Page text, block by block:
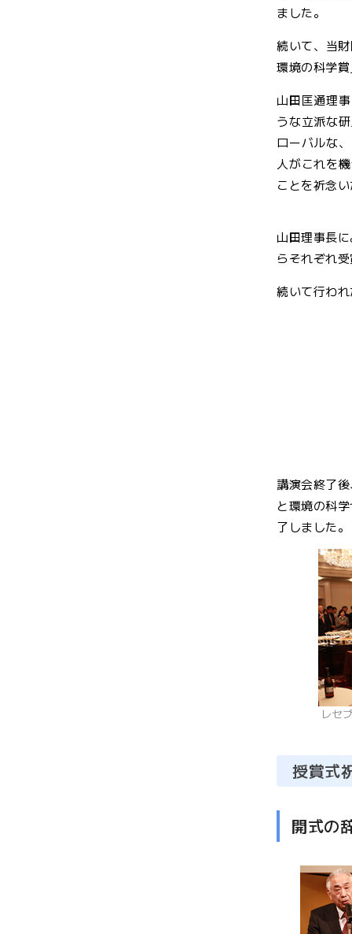
ました。
続いて、当
環境の科学
山田匡通理
うな立派な
ローバルな
人がこれを
ことを祈念
山田理事長
らそれぞれ
続いて行わ
講演会終了
と環境の科
了しました。
レセ
授賞式
開式の